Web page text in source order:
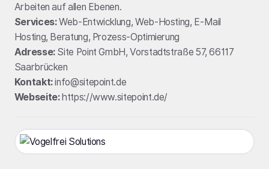
Arbeiten auf allen Ebenen.
Services:Web-Entwicklung, Web-Hosting, E-Mail
Hosting, Beratung, Prozess-Optimierung
Adresse:Site Point GmbH, Vorstadtstraße 57, 66117
Saarbrücken
Kontakt:info@sitepoint.de
Webseite:https://www.sitepoint.de/